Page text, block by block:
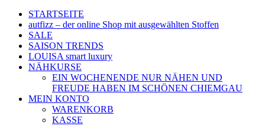
Close
Menu
STARTSEITE
autfizz – der online Shop mit ausgewählten Stoffen
SALE
SAISON TRENDS
LOUISA smart luxury
NÄHKURSE
EIN WOCHENENDE NUR NÄHEN UND
FREUDE HABEN IM SCHÖNEN CHIEMGAU
MEIN KONTO
WARENKORB
KASSE